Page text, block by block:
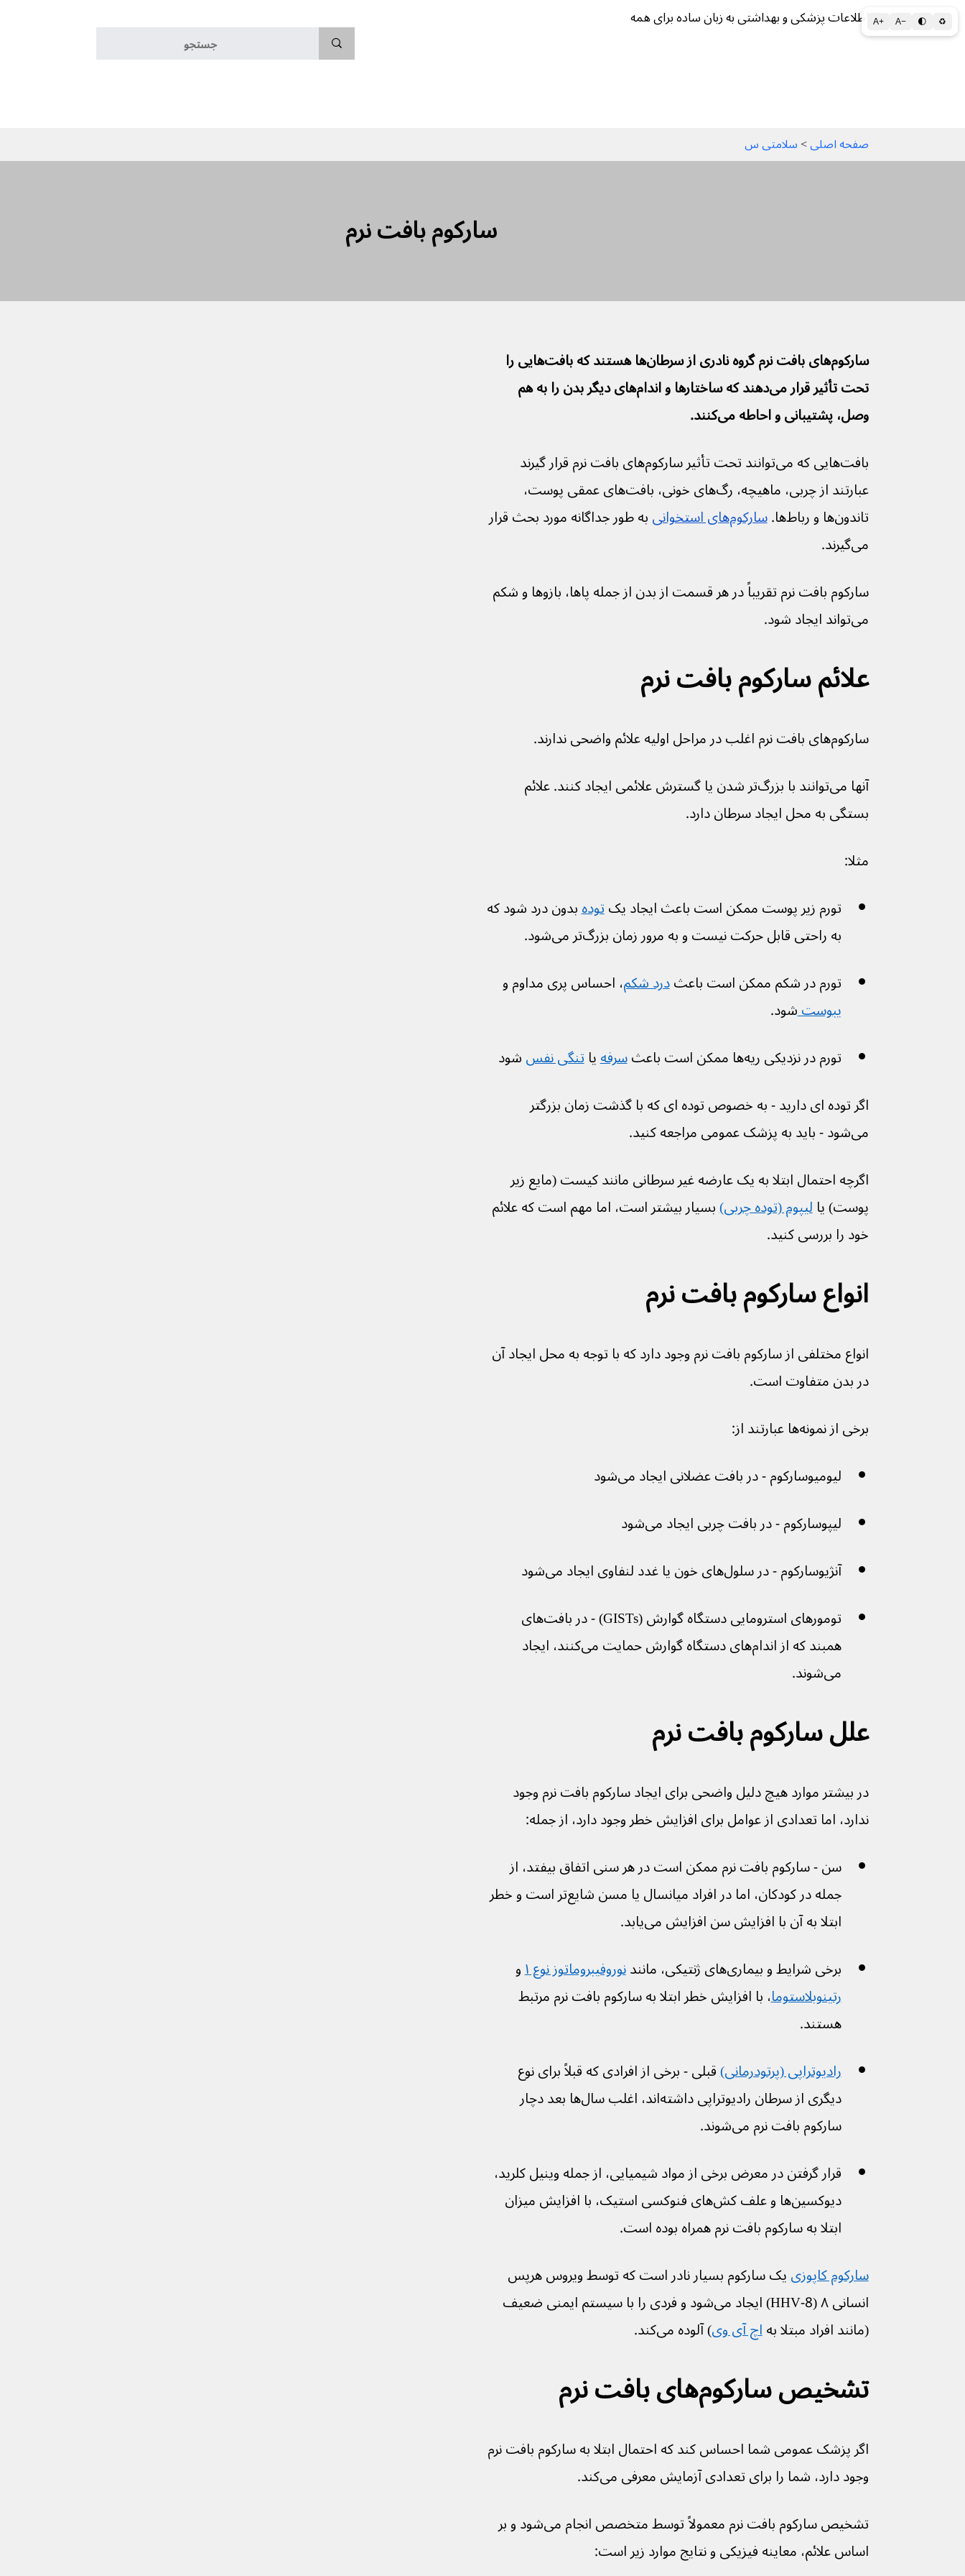
A+ A− 🌓 ♻ اطلاعات پزشکی و بهداشتی به زبان ساده برای همه
سارکوم بافت نرم
صفحه اصلی > سلامتی س
ساركوم‌های بافت نرم گروه نادری از سرطان‌ها هستند كه بافت‌هايی را
تحت تأثير قرار می‌دهند كه ساختارها و اندام‌های ديگر بدن را به هم
وصل، پشتيبانی و احاطه می‌كنند.
بافت‌هایی که می‌توانند تحت تأثیر سارکوم‌های بافت نرم قرار گیرند
عبارتند از چربی، ماهیچه، رگ‌های خونی، بافت‌های عمقی پوست،
تاندون‌ها و رباط‌ها.
سارکوم‌های استخوانی
به طور جداگانه مورد بحث قرار
می‌گیرند.
سارکوم بافت نرم تقریباً در هر قسمت از بدن از جمله پاها، بازوها و شکم
می‌تواند ایجاد شود.
علائم سارکوم بافت نرم
سارکوم‌های بافت نرم اغلب در مراحل اولیه علائم واضحی ندارند.
آنها می‌توانند با بزرگ‌تر شدن یا گسترش علائمی ایجاد کنند. علائم
بستگی به محل ایجاد سرطان دارد.
مثلا:
تورم زیر پوست ممکن است باعث ایجاد یک توده بدون درد شود که
به راحتی قابل حرکت نیست و به مرور زمان بزرگ‌تر می‌شود.
تورم در شکم ممکن است باعث درد شکم، احساس پری مداوم و
یبوست شود.
تورم در نزدیکی ریه‌ها ممکن است باعث
سرفه یا تنگی نفس شود
اگر توده ای دارید - به خصوص توده ای که با گذشت زمان بزرگتر
می‌شود - باید به پزشک عمومی مراجعه کنید.
اگرچه احتمال ابتلا به یک عارضه غیر سرطانی مانند کیست (مایع زیر
پوست) یا لیپوم (توده چربی) بسیار بیشتر است، اما مهم است که علائم
خود را بررسی کنید.
انواع سارکوم بافت نرم
انواع مختلفی از سارکوم بافت نرم وجود دارد که با توجه به محل ایجاد آن
در بدن متفاوت است.
برخی از نمونه‌ها عبارتند از:
لیومیوسارکوم - در بافت عضلانی ایجاد می‌شود
لیپوسارکوم - در بافت چربی ایجاد می‌شود
آنژیوسارکوم - در سلول‌های خون یا غدد لنفاوی ایجاد می‌شود
تومورهای استرومایی دستگاه گوارش (GISTs) - در بافت‌های
همبند که از اندام‌های دستگاه گوارش حمایت می‌کنند، ایجاد
می‌شوند.
علل سارکوم بافت نرم
در بیشتر موارد هیچ دلیل واضحی برای ایجاد سارکوم بافت نرم وجود
ندارد، اما تعدادی از عوامل برای افزایش خطر وجود دارد، از جمله:
سن - سارکوم بافت نرم ممکن است در هر سنی اتفاق بیفتد، از
جمله در کودکان، اما در افراد میانسال یا مسن شایع‌تر است و خطر
ابتلا به آن با افزایش سن افزایش می‌یابد.
برخی شرایط و بیماری‌های ژنتیکی، مانند
نوروفیبروماتوز نوع ۱ و
رتینوبلاستوما، با افزایش خطر ابتلا به سارکوم بافت نرم مرتبط
هستند.
رادیوتراپی (پرتودرمانی) قبلی - برخی از افرادی که قبلاً برای نوع
دیگری از سرطان رادیوتراپی داشته‌اند، اغلب سال‌ها بعد دچار
سارکوم بافت نرم می‌شوند.
قرار گرفتن در معرض برخی از مواد شیمیایی، از جمله وینیل کلرید،
دیوکسین‌ها و علف کش‌های فنوکسی استیک، با افزایش میزان
ابتلا به سارکوم بافت نرم همراه بوده است.
سارکوم کاپوزی یک سارکوم بسیار نادر است که توسط ویروس هرپس
انسانی ۸ (HHV-8) ایجاد می‌شود و فردی را با سیستم ایمنی ضعیف
(مانند افراد مبتلا به اچ آی وی) آلوده می‌کند.
تشخیص سارکوم‌های بافت نرم
اگر پزشک عمومی شما احساس کند که احتمال ابتلا به سارکوم بافت نرم
وجود دارد، شما را برای تعدادی آزمایش معرفی می‌کند.
تشخیص سارکوم بافت نرم معمولاً توسط متخصص انجام می‌شود و بر
اساس علائم، معاینه فیزیکی و نتایج موارد زیر است: